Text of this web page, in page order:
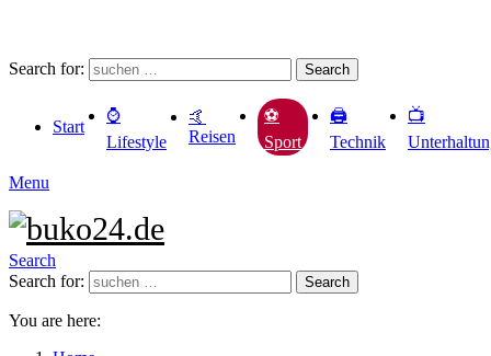
Search for: Search
Start
⌚️
Lifestyle
🤙
Reisen
⚽️
Sport
🖨️
Technik
📺
Menu
Search
Search for:
Search
You are here: